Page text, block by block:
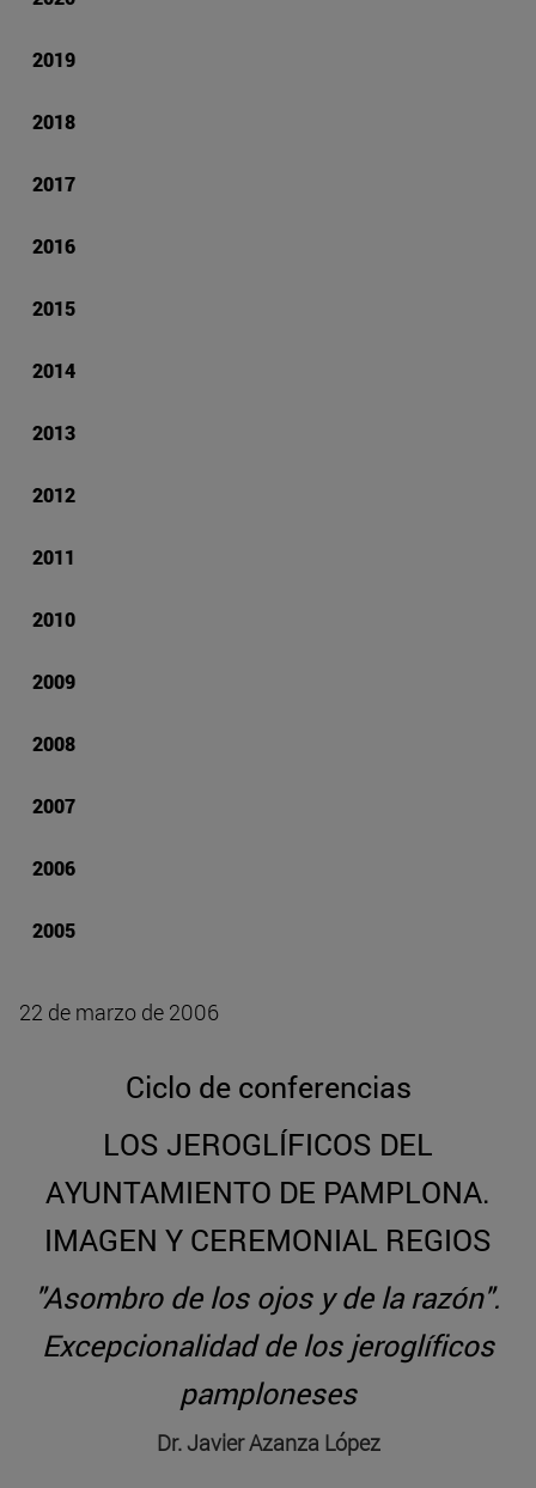
2019
2018
2017
2016
2015
2014
2013
2012
2011
2010
2009
2008
2007
2006
2005
22 de marzo de 2006
Ciclo de conferencias
LOS JEROGLÍFICOS DEL
AYUNTAMIENTO DE PAMPLONA.
IMAGEN Y CEREMONIAL REGIOS
"Asombro de los ojos y de la razón".
Excepcionalidad de los jeroglíficos
pamploneses
Dr. Javier Azanza López